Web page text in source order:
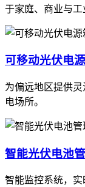
于家庭、商业与工
可移动光伏电
为偏远地区提供
电场所。
智能光伏电池
智能监控系统，